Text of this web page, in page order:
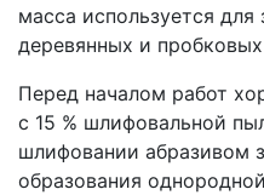
масса используется
деревянных и
Перед началом работ
c 15 % шлифовальной
шлифовании абразивом
образования